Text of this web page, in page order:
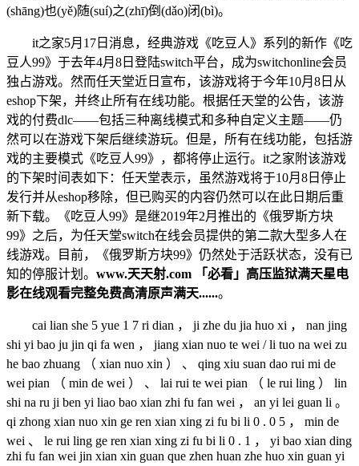
(shāng)也(yě)随(suí)之(zhī)倒(dǎo)闭(bì)。
it之家5月17日消息，经典游戏《吃豆人》系列的新作《吃
豆人99》于去年4月8日登陆switch平台，成为switchonline会员
独占游戏。然而任天堂近日宣布，该游戏将于今年10月8日从
eshop下架，并终止所有在线功能。根据任天堂的公告，该游
戏的付费dlc——包括三种离线模式和多种自定义主题——仍
然可以在游戏下架后继续游玩。但是，所有在线功能，包括游
戏的主要模式《吃豆人99》，都将停止运行。it之家附该游戏
的下架时间表如下：任天堂表示，虽然游戏将于10月8日停止
发行并从eshop移除，但已购买的内容仍然可以在此日期后重
新下载。《吃豆人99》是继2019年2月推出的《俄罗斯方块
99》之后，为任天堂switch在线会员提供的第二款大型多人在
线游戏。目前，《俄罗斯方块99》仍然处于活跃状态，没有已
知的停服计划。 www.天天射.com 「必看」高压监狱满天星电
影在线观看完整免费高清原声满天......。
cai lian she 5 yue 1 7 ri dian ， ji zhe du jia huo xi ， nan jing
shi yi bao ju jin qi fa wen ， jiang xian nuo te wei / li tuo na wei zu
he bao zhuang （ xian nuo xin ） 、 qing xiu suan dao rui mi de
wei pian （ min de wei ） 、 lai rui te wei pian （ le rui ling ） lin
shi na ru ji ben yi liao bao xian zhi fu fan wei ， an yi lei guan li 。
qi zhong xian nuo xin ge ren xian xing zi fu bi li 0 . 0 5 ， min de
wei 、 le rui ling ge ren xian xing zi fu bi li 0 . 1 ， yi bao xian ding
zhi fu fan wei jin xian xin guan que zhen huan zhe huo xin guan yi